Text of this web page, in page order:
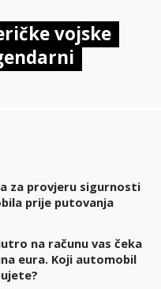
vojske
za provjeru sigurnosti
prije putovanja
na računu vas čeka
eura. Koji automobil